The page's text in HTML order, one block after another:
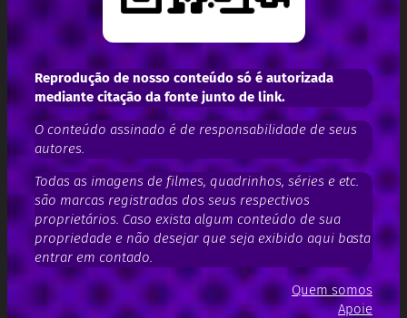
Reprodução de nosso conteúdo só é autorizada
mediante citação da fonte junto de link.
O conteúdo assinado é de responsabilidade de seus
autores.
Todas as imagens de filmes, quadrinhos, séries e etc.
são marcas registradas dos seus respectivos
proprietários. Caso exista algum conteúdo de sua
propriedade e não desejar que seja exibido aqui basta
entrar em contado.
Quem somos
Apoie